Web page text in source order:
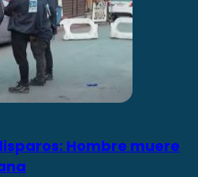
Hombre muere